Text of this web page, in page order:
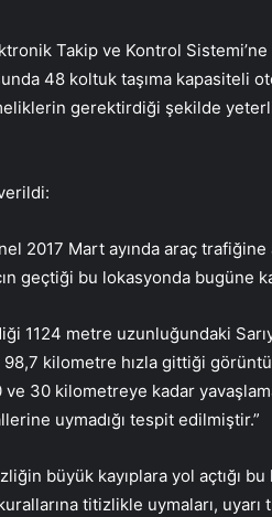
Takip ve Kontrol
48 koltuk taşıma kapasiteli
gerektirdiği şekilde
2017 Mart ayında araç trafiğine
geçtiği bu lokasyonda bugüne
1124 metre uzunluğundaki
98,7 kilometre hızla gittiği
30 kilometreye kadar
uymadığı tespit edilmiştir.”
büyük kayıplara yol açtığı bu
titizlikle uymaları, uyarı